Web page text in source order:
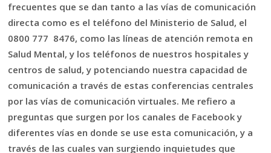
frecuentes que se dan tanto a las vías de comunicación
directa como es el teléfono del Ministerio de Salud, el
0800 777 8476, como las líneas de atención remota en
Salud Mental, y los teléfonos de nuestros hospitales y
centros de salud, y potenciando nuestra capacidad de
comunicación a través de estas conferencias centrales
por las vías de comunicación virtuales. Me refiero a
preguntas que surgen por los canales de Facebook y
diferentes vías en donde se use esta comunicación, y a
través de las cuales van surgiendo inquietudes que